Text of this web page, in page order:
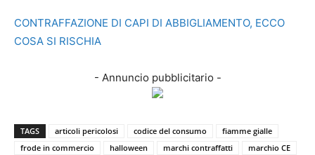
CONTRAFFAZIONE DI CAPI DI ABBIGLIAMENTO, ECCO
COSA SI RISCHIA
- Annuncio pubblicitario -
TAGS articoli pericolosi codice del consumo
fiamme gialle
frode in commercio
halloween marchi contraffatti marchio CE